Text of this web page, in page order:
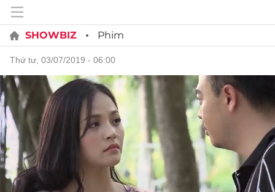
SHOWBIZ Phim
thứ tư, 03/07/2019 - 06:00